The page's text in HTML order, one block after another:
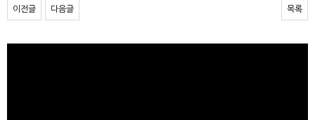
이전글 다음글 목록